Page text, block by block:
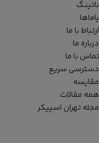
ناتینگ
یاماها
ارتباط با ما
درباره ما
تماس با ما
دسترسی سریع
مقایسه
همه مقالات
مجله تهران اسپیکر